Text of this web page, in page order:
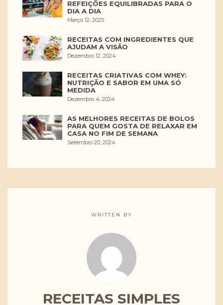
REFEIÇÕES EQUILIBRADAS PARA O
DIA A DIA
Março 12, 2025
RECEITAS COM INGREDIENTES QUE
AJUDAM A VISÃO
Dezembro 12, 2024
RECEITAS CRIATIVAS COM WHEY:
NUTRIÇÃO E SABOR EM UMA SÓ
MEDIDA
Dezembro 4, 2024
AS MELHORES RECEITAS DE BOLOS
PARA QUEM GOSTA DE RELAXAR EM
CASA NO FIM DE SEMANA
Setembro 20, 2024
WRITTEN BY
RECEITAS SIMPLES